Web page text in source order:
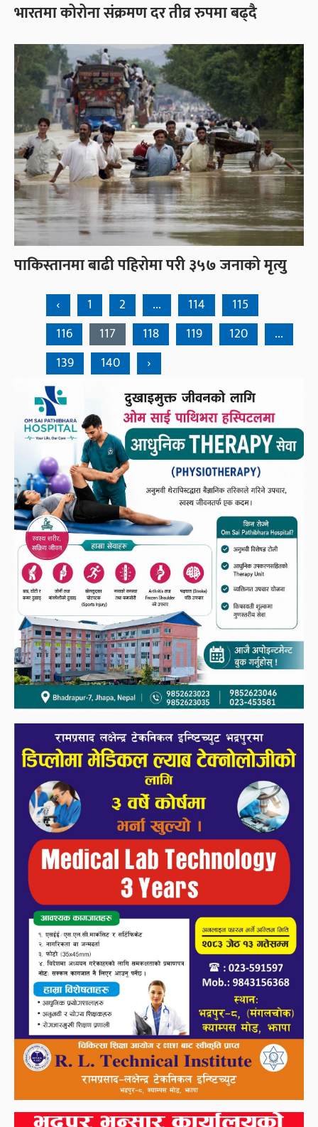
भारतमा कोरोना संक्रमण दर तीव्र रुपमा बढ्दै
पाकिस्तानमा बाढी पहिरोमा परी ३५७ जनाको मृत्यु
‹ 1 2 ... 114
115
116
117 118 119 120
...
139
140 ›